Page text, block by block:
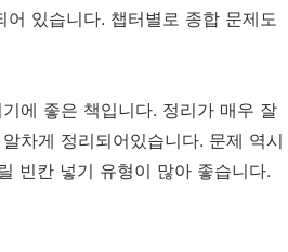
있습니다. 챕터별로 종합 문제도
에 좋은 책입니다. 정리가 매우 잘
차게 정리되어있습니다. 문제 역시
빈칸 넣기 유형이 많아 좋습니다.